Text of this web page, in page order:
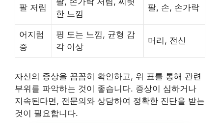
팔 저림
한 느낌
팔, 손, 손가락
어지럼
증
핑 도는 느낌, 균형 감
각 이상
머리, 전신
자신의 증상을 꼼꼼히 확인하고, 위 표를 통해 관련
부위를 파악하는 것이 좋습니다. 증상이 심하거나
지속된다면, 전문의와 상담하여 정확한 진단을 받는
것이 필요합니다.